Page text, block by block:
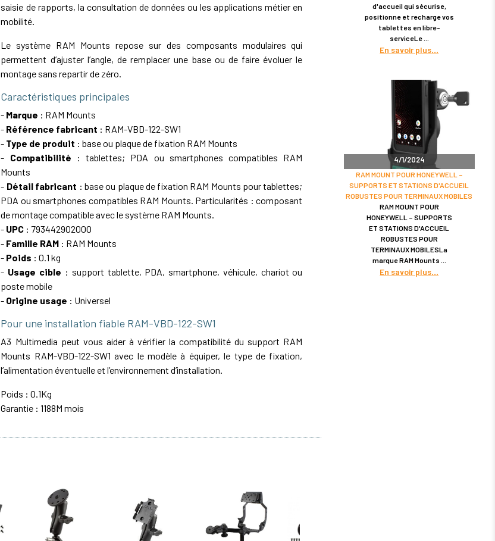
saisie de rapports, la consultation de données ou les applications métier en
mobilité.
Le système RAM Mounts repose sur des composants modulaires qui
permettent d’ajuster l’angle, de remplacer une base ou de faire évoluer le
montage sans repartir de zéro.
Caractéristiques principales
- Marque : RAM Mounts
- Référence fabricant : RAM-VBD-122-SW1
- Type de produit : base ou plaque de fixation RAM Mounts
- Compatibilité : tablettes; PDA ou smartphones compatibles RAM
Mounts
- Détail fabricant : base ou plaque de fixation RAM Mounts pour tablettes;
PDA ou smartphones compatibles RAM Mounts. Particularités : composant
de montage compatible avec le système RAM Mounts.
- UPC : 793442902000
- Famille RAM : RAM Mounts
- Poids : 0.1 kg
- Usage cible : support tablette, PDA, smartphone, véhicule, chariot ou
poste mobile
- Origine usage : Universel
Pour une installation fiable RAM-VBD-122-SW1
A3 Multimedia peut vous aider à vérifier la compatibilité du support RAM
Mounts RAM-VBD-122-SW1 avec le modèle à équiper, le type de fixation,
l’alimentation éventuelle et l’environnement d’installation.
Poids : 0.1Kg
Garantie : 1188M mois
d'accueil qui sécurise,
positionne et recharge vos
tablettes en libre-
serviceLe
En savoir plus
4/1/2024
RAM MOUNT POUR HONEYWELL –
SUPPORTS ET STATIONS D'ACCUEIL
ROBUSTES POUR TERMINAUX MOBILES
RAM MOUNT POUR
HONEYWELL – SUPPORTS
ET STATIONS D'ACCUEIL
ROBUSTES POUR
TERMINAUX MOBILESLa
marque RAM Mounts
En savoir plus